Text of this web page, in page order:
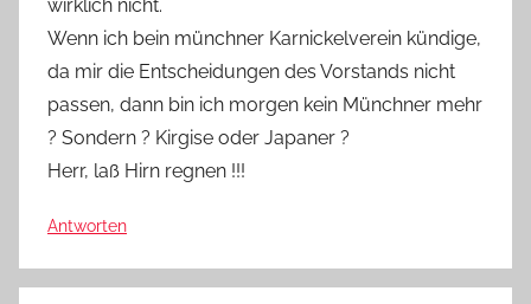
wirklich nicht.
Wenn ich bein münchner Karnickelverein kündige,
da mir die Entscheidungen des Vorstands nicht
passen, dann bin ich morgen kein Münchner mehr
? Sondern ? Kirgise oder Japaner ?
Herr, laß Hirn regnen !!!
Antworten